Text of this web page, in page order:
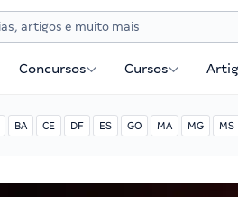
Concursos Cursos
BA CE DF ES GO MA MG MS